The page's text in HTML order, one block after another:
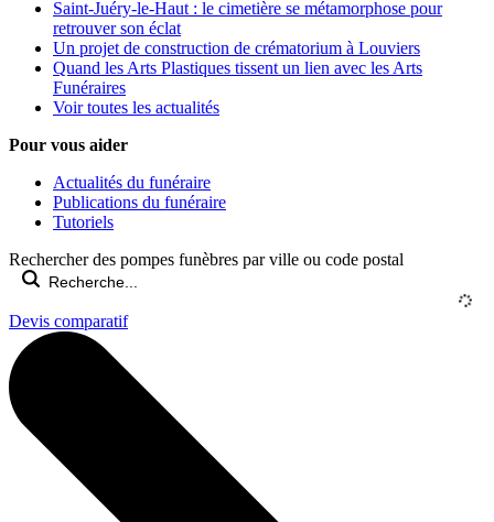
Saint-Juéry-le-Haut : le cimetière se métamorphose pour
retrouver son éclat
Un projet de construction de crématorium à Louviers
Quand les Arts Plastiques tissent un lien avec les Arts
Funéraires
Voir toutes les actualités
Pour vous aider
Actualités du funéraire
Publications du funéraire
Tutoriels
Rechercher des pompes funèbres par ville ou code postal
Devis comparatif